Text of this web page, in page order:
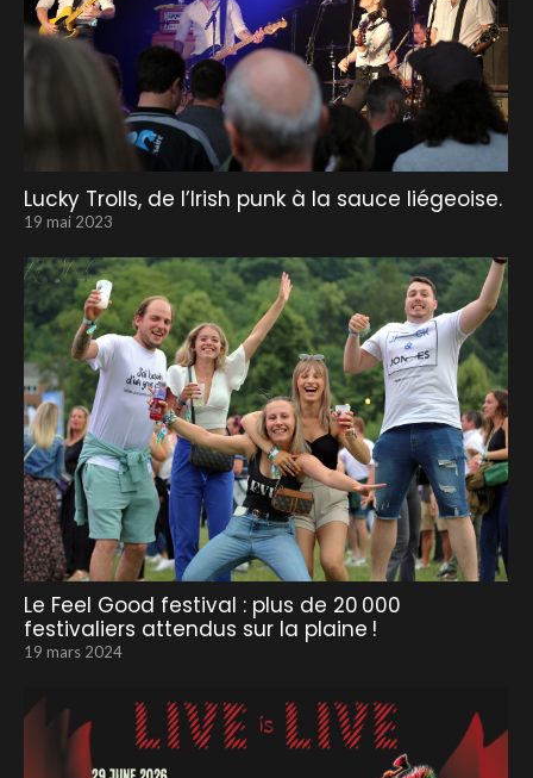
Lucky Trolls, de l’Irish punk à la sauce liégeoise.
19 mai 2023
Le Feel Good festival : plus de 20 000
festivaliers attendus sur la plaine !
19 mars 2024